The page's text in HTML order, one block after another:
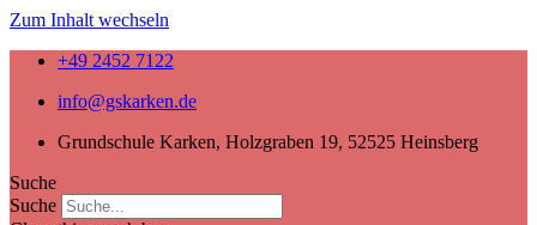
Zum Inhalt wechseln
+49 2452 7122
info@gskarken.de
Grundschule Karken, Holzgraben 19, 52525 Heinsberg
Suche
Suche